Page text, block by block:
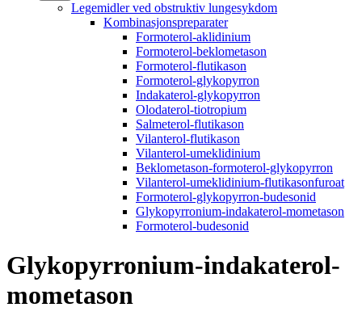
Legemidler ved obstruktiv lungesykdom
Kombinasjonspreparater
Formoterol-aklidinium
Formoterol-beklometason
Formoterol-flutikason
Formoterol-glykopyrron
Indakaterol-glykopyrron
Olodaterol-tiotropium
Salmeterol-flutikason
Vilanterol-flutikason
Vilanterol-umeklidinium
Beklometason-formoterol-glykopyrron
Vilanterol-umeklidinium-flutikasonfuroat
Formoterol-glykopyrron-budesonid
Glykopyrronium-indakaterol-mometason
Formoterol-budesonid
Glykopyrronium-indakaterol-
mometason